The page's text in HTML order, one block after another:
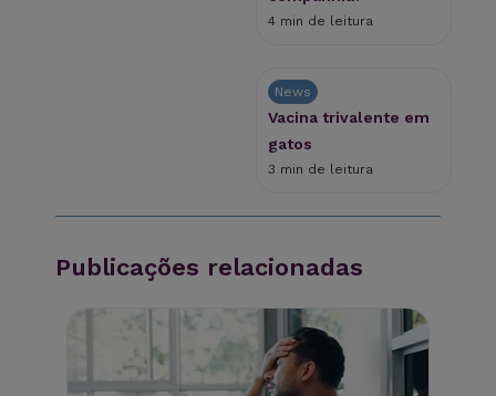
4 min de leitura
News
Vacina trivalente em
gatos
3 min de leitura
Publicações relacionadas